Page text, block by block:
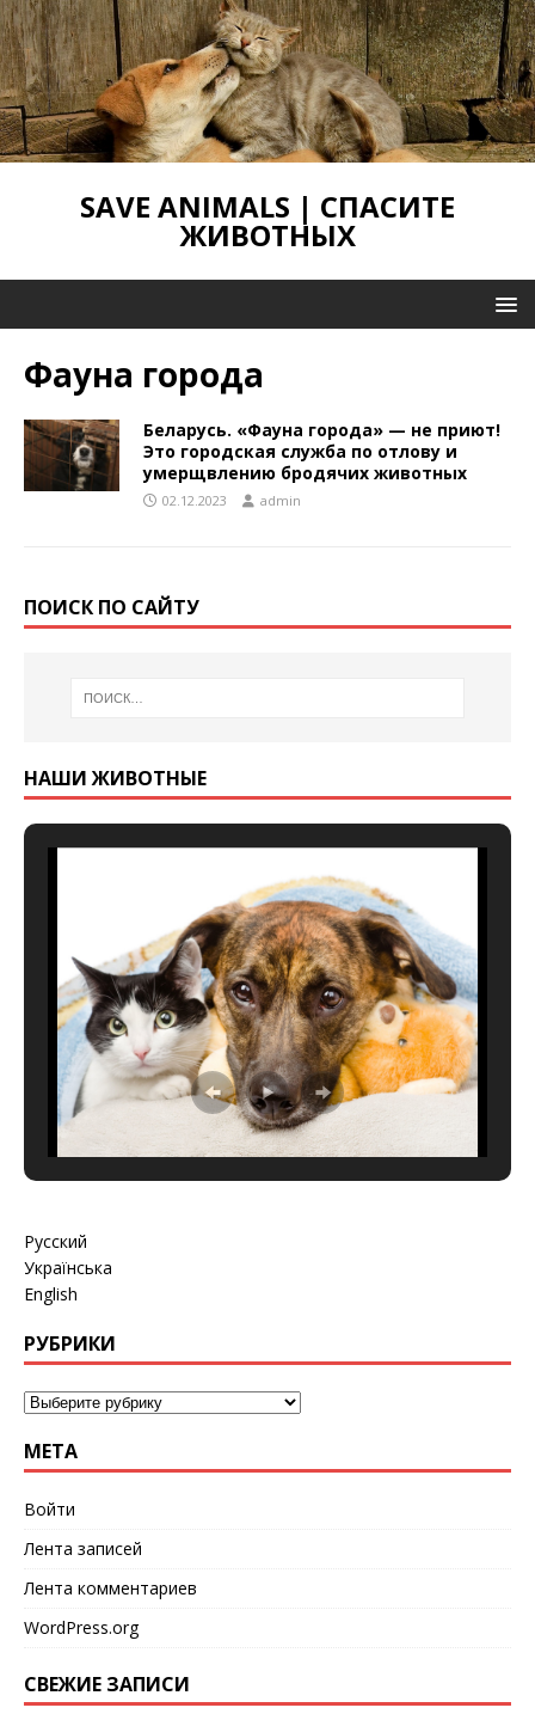
SAVE ANIMALS | СПАСИТЕ
ЖИВОТНЫХ
Фауна города
Беларусь. «Фауна города» — не приют!
Это городская служба по отлову и
умерщвлению бродячих животных
02.12.2023 admin
ПОИСК ПО САЙТУ
НАШИ ЖИВОТНЫЕ
Русский
Українська
English
РУБРИКИ
МЕТА
Войти
Лента записей
Лента комментариев
WordPress.org
СВЕЖИЕ ЗАПИСИ